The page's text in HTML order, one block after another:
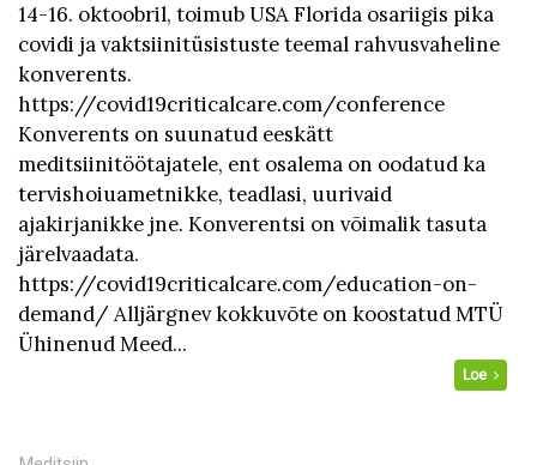
14-16. oktoobril, toimub USA Florida osariigis pika
covidi ja vaktsiinitüsistuste teemal rahvusvaheline
konverents.
https://covid19criticalcare.com/conference
Konverents on suunatud eeskätt
meditsiinitöötajatele, ent osalema on oodatud ka
tervishoiuametnikke, teadlasi, uurivaid
ajakirjanikke jne. Konverentsi on võimalik tasuta
järelvaadata.
https://covid19criticalcare.com/education-on-
demand/ Alljärgnev kokkuvõte on koostatud MTÜ
Ühinenud Meed...
Loe